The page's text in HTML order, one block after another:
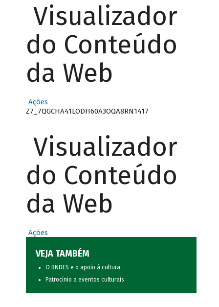
Visualizador
do Conteúdo
da Web
Ações
Z7_7QGCHA41LODH60A3OQA8RN1417
Visualizador
do Conteúdo
da Web
Ações
VEJA TAMBÉM
O BNDES e o apoio à cultura
Patrocínio a eventos culturais